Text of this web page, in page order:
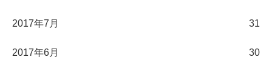
2017年7月 31
2017年6月 30